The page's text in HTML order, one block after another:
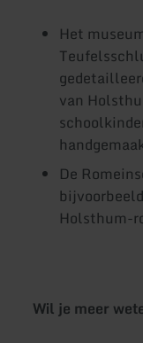
Het
van
De
Holsthum-
Wil je meer